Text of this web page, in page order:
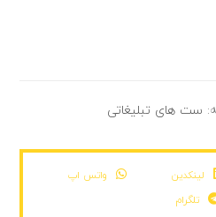
ست های تبلیغاتی
لینکدین
واتس اپ
تلگرام